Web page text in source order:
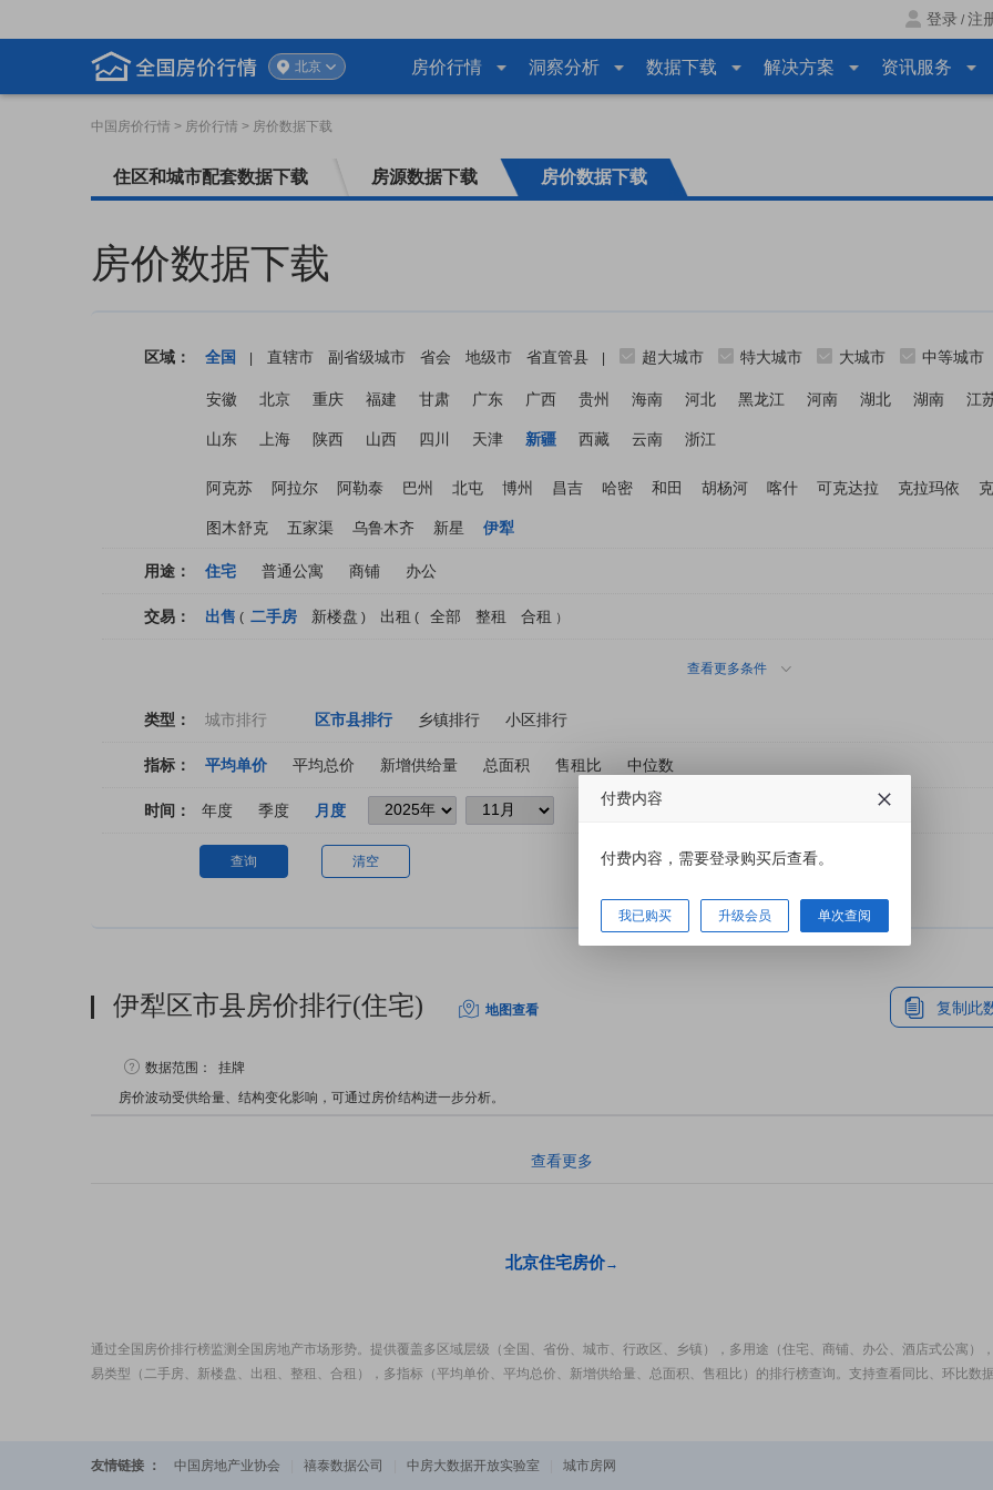
登录 / 注
北京 房价行情 洞察分析 数据下载 解决方案 资讯服务
中国房价行情 > 房价行情 > 房价数据下载
住区和城市配套数据下载 房源数据下载 房价数据下载
房价数据下载
区域： 全国 直辖市 副省级城市 省会 地级市 省直管县 超大城市 特大城市 大城市 中等城市
安徽 北京 重庆 福建 甘肃 广东 广西 贵州 海南 河北 黑龙江 河南 湖北 湖南 江
山东 上海 陕西 山西 四川 天津 新疆 西藏 云南 浙江
阿克苏 阿拉尔 阿勒泰 巴州 北屯 博州 昌吉 哈密 和田 胡杨河 喀什 可克达拉 克拉玛依
图木舒克 五家渠 乌鲁木齐 新星 伊犁
用途： 住宅 普通公寓 商铺 办公
交易： 出售 ( 二手房 新楼盘 ) 出租 ( 全部 整租 合租 ）
查看更多条件
类型： 城市排行 区市县排行 乡镇排行 小区排行
指标： 平均单价 平均总价 新增供给量 总面积 售租比 中位数
时间： 年度 季度 月度
查询 清空
伊犁区市县房价排行(住宅) 地图查看
数据范围：
挂牌
房价波动受供给量、结构变化影响，可通过房价结构进一步分析。
复制此
查看更多
北京住宅房价→
通过全国房价排行榜监测全国房地产市场形势。提供覆盖多区域层级（全国、省份、城市、行政区、乡镇），多用途（住宅、商铺、办公、酒店式公寓）
易类型（二手房、新楼盘、出租、整租、合租），多指标（平均单价、平均总价、新增供给量、总面积、售租比）的排行榜查询。支持查看同比、环比数
友情链接 ： 中国房地产业协会 禧泰数据公司 中房大数据开放实验室 城市房网
付费内容
付费内容，需要登录购买后查看。
我已购买 升级会员 单次查阅